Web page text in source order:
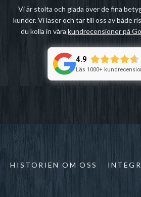
Vi är stolta och glada över de fina
kunder. Vi läser och tar till oss av både
du kolla in vårakundrecensioner på
4.9
Läs 1000+
HISTORIEN OM OSS